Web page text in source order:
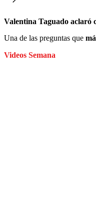
Valentina Taguado aclaró
Una de las preguntas que
Videos Semana